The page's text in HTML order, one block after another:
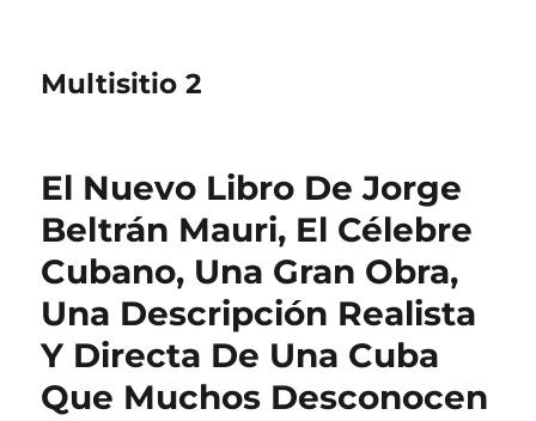
Multisitio 2
El Nuevo Libro De Jorge
Beltrán Mauri, El Célebre
Cubano, Una Gran Obra,
Una Descripción Realista
Y Directa De Una Cuba
Que Muchos Desconocen